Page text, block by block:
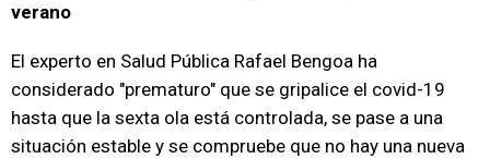
verano
El experto en Salud Pública Rafael Bengoa ha
considerado "prematuro" que se gripalice el covid-19
hasta que la sexta ola está controlada, se pase a una
situación estable y se compruebe que no hay una nueva